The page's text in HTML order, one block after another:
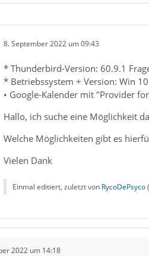
8. September 2022 um 09:43
* Thunderbird-Version: 60.9.1
* Betriebssystem + Version: Win
• Google-Kalender mit "Provider
Hallo, ich suche eine Möglichkeit
Welche Möglichkeiten gibt es
Vielen Dank
Einmal editiert, zuletzt von RycoDePsyco(
2022 um 14:18